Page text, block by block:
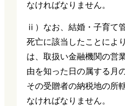
なければなりません。
ⅱ）なお、結婚・子育て
死亡に該当したことによ
は、取扱い金融機関の営
由を知った日の属する月
その受贈者の納税地の所
なければなりません。